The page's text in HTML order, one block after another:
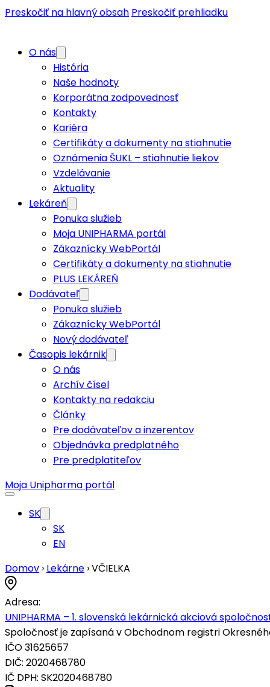
Preskočiť na hlavný obsah Preskočiť prehliadku
O nás
História
Naše hodnoty
Korporátna zodpovednosť
Kontakty
Kariéra
Certifikáty a dokumenty na stiahnutie
Oznámenia ŠUKL – stiahnutie liekov
Vzdelávanie
Aktuality
Lekáreň
Ponuka služieb
Moja UNIPHARMA portál
Zákaznícky WebPortál
Certifikáty a dokumenty na stiahnutie
PLUS LEKÁREŇ
Dodávateľ
Ponuka služieb
Zákaznícky WebPortál
Nový dodávateľ
Časopis lekárnik
O nás
Archív čísel
Kontakty na redakciu
Články
Pre dodávateľov a inzerentov
Objednávka predplatného
Pre predplatiteľov
Moja Unipharma portál
SK
SK
EN
Domov › Lekárne ›VČIELKA
Adresa:
UNIPHARMA – 1. slovenská lekárnická akciová
Spoločnosť je zapísaná v Obchodnom registri
IČO 31625657
DIČ: 2020468780
IČ DPH: SK2020468780